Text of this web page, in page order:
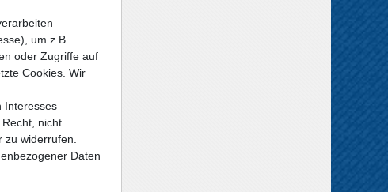
um z.B.
oder Zugriffe auf
Cookies. Wir
Interesses
nicht
widerrufen.
Daten